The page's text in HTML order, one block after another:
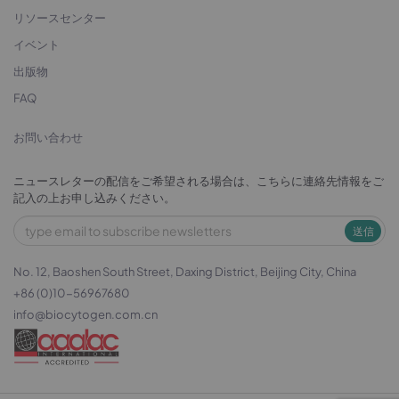
リソースセンター
イベント
出版物
FAQ
お問い合わせ
ニュースレターの配信をご希望される場合は、こちらに連絡先情報をご
記入の上お申し込みください。
送信
No. 12, Baoshen South Street, Daxing District, Beijing City, China
+86 (0)10-56967680
info@biocytogen.com.cn